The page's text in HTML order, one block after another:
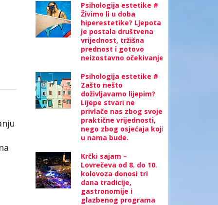
Psihologija estetike #
Živimo li u doba
hiperestetike? Ljepota
je postala društvena
vrijednost, tržišna
prednost i gotovo
neizostavno očekivanje
Psihologija estetike #
Zašto nešto
doživljavamo lijepim?
Lijepe stvari ne
privlače nas zbog svoje
praktične vrijednosti,
nego zbog osjećaja koji
u nama bude.
Krčki sajam –
Lovrečeva od 8. do 10.
kolovoza donosi tri
dana tradicije,
gastronomije i
glazbenog programa